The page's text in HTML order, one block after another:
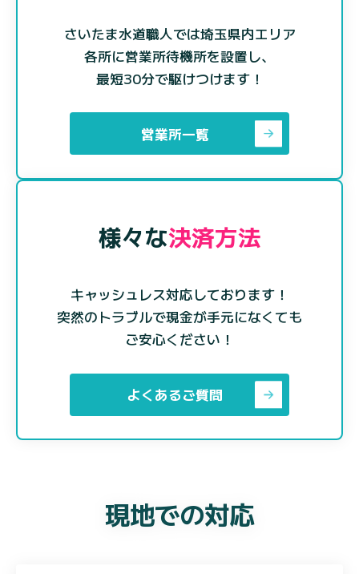
さいたま水道職人では埼玉県内エリア
各所に営業所待機所を設置し、
最短30分で駆けつけます！
営業所一覧
様々な決済方法
キャッシュレス対応しております！
突然のトラブルで現金が手元になくても
ご安心ください！
よくあるご質問
現地での対応